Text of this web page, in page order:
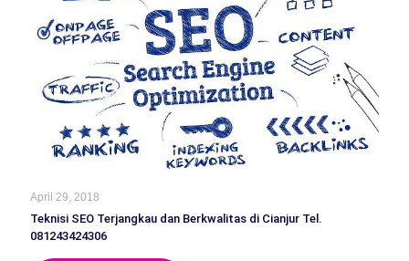
April 29, 2018
Teknisi SEO Terjangkau dan Berkwalitas di Cianjur Tel.
081243424306